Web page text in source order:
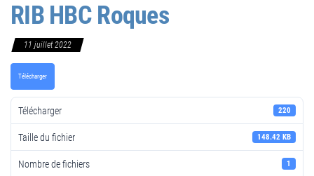
RIB HBC Roques
11 juillet 2022
Télécharger
Télécharger 220
Taille du fichier 148.42 KB
Nombre de fichiers 1